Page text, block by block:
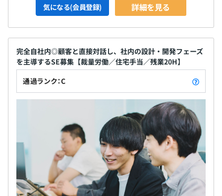
アジャイル開発手法を用いて、アプリケーションごとに
1〜2名で開発を担当します。
構成としては、
・ディレクター
・デザイナー
・マークアップ エンジニア
・開発エンジニア
のチームで開発していくことが多いです。
気になる(会員登録) 詳細を見る
完全自社内◎顧客と直接対話し、社内の設計・開発フェーズ
を主導するSE募集【裁量労働／住宅手当／残業20H】
通過ランク：C